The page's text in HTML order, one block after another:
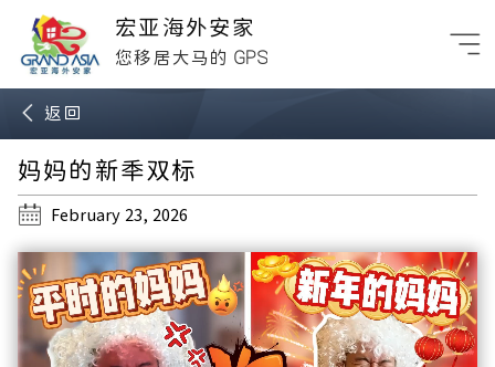
宏亚海外安家
您移居大马的 GPS
返回
妈妈的新年双标
February 23, 2026